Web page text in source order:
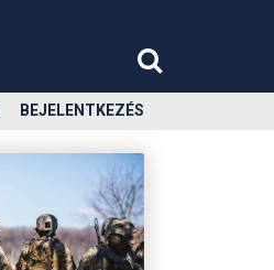
BEJELENTKEZÉS